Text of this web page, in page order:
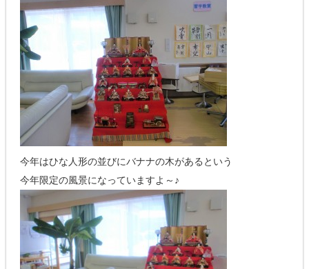
今年はひな人形の並びにバナナの木があるという
今年限定の風景になっていますよ～♪